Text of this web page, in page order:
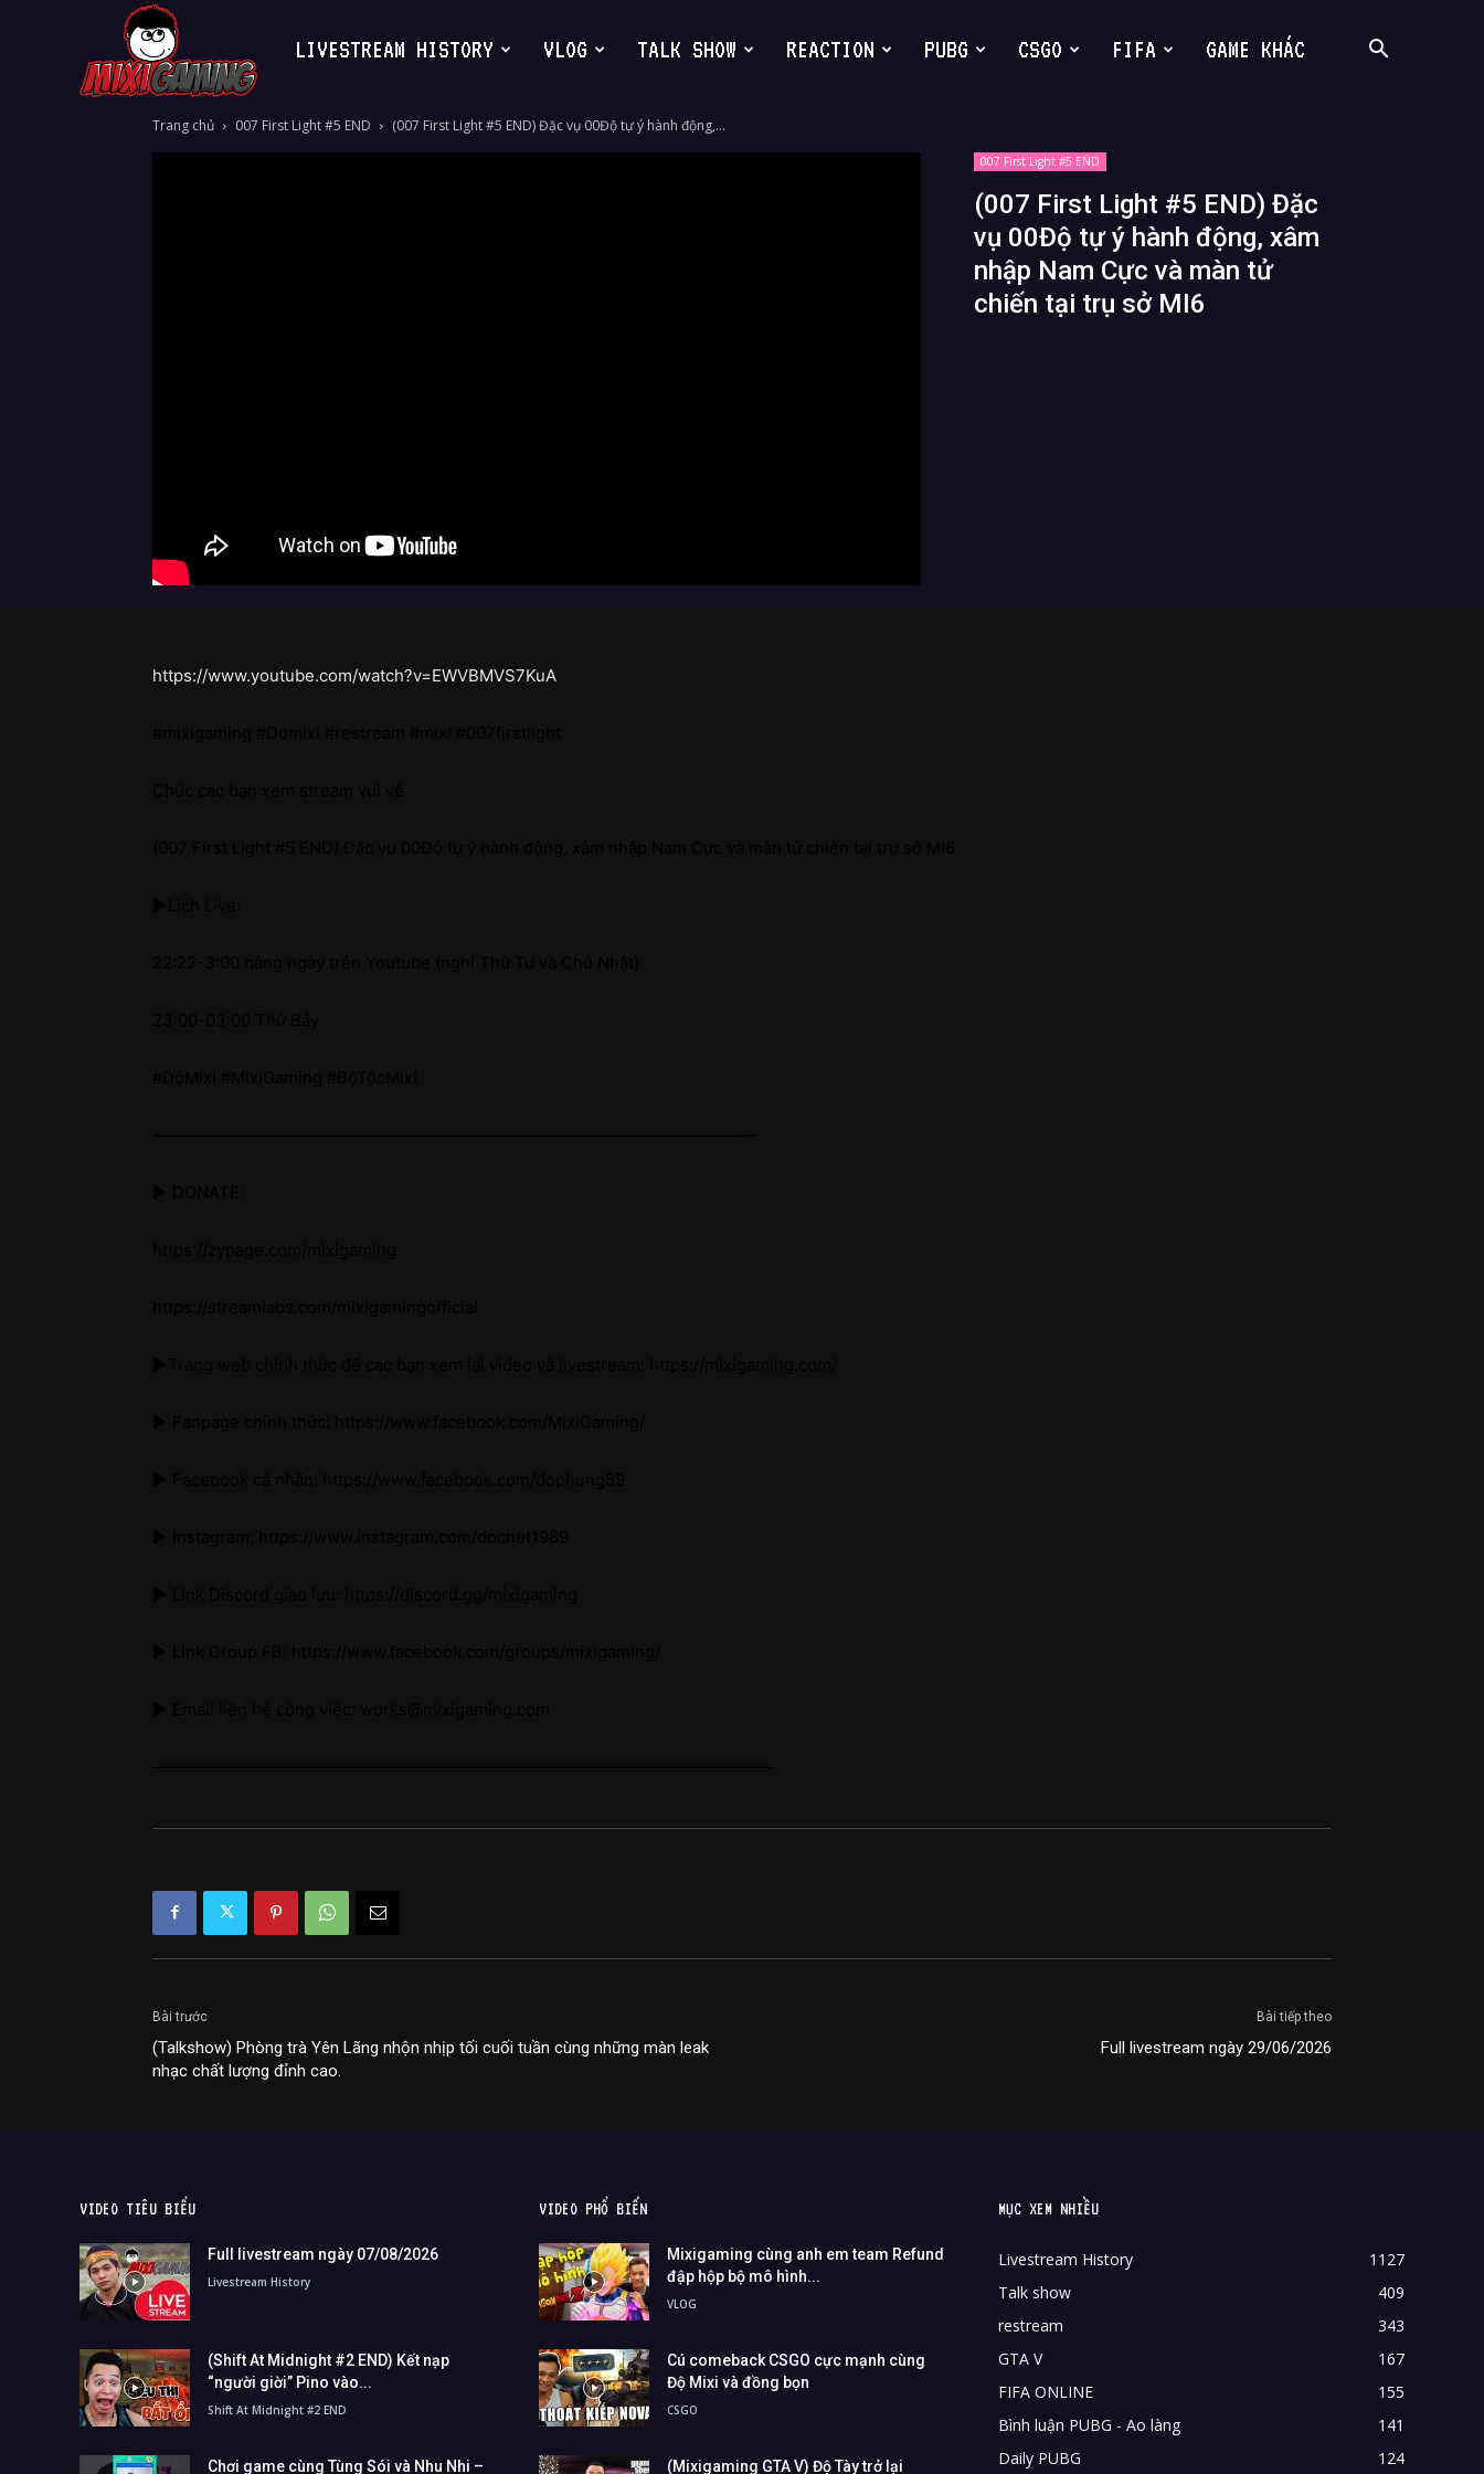
MixiGaming
LIVESTREAM HISTORY VLOG TALK SHOW REACTION PUBG CSGO FIFA GAME KHÁC
Trang chủ 007 First Light #5 END (007 First Light #5 END) Đặc vụ 00Độ tự ý hành động,...
007 First Light #5 END
(007 First Light #5 END) Đặc
vụ 00Độ tự ý hành động, xâm
nhập Nam Cực và màn tử
chiến tại trụ sở MI6
https://www.youtube.com/watch?v=EWVBMVS7KuA
Bài trước
(Talkshow) Phòng trà Yên Lãng nhộn nhịp tối cuối tuần cùng những màn leak
nhạc chất lượng đỉnh cao.
Bài tiếp theo
Full livestream ngày 29/06/2026
VIDEO TIÊU BIỂU
Full livestream ngày 07/08/2026
Livestream History
(Shift At Midnight #2 END) Kết nạp
“người giời” Pino vào...
Shift At Midnight #2 END
Chơi game cùng Tùng Sói và Nhu Nhi –
VIDEO PHỔ BIẾN
Mixigaming cùng anh em team Refund
đập hộp bộ mô hình...
VLOG
Cú comeback CSGO cực mạnh cùng
Độ Mixi và đồng bọn
CSGO
(Mixigaming GTA V) Độ Tày trở lại
MỤC XEM NHIỀU
Livestream History
1127
Talk show
409
restream
343
GTA V
167
FIFA ONLINE
155
Bình luận PUBG - Ao làng
141
Daily PUBG
124